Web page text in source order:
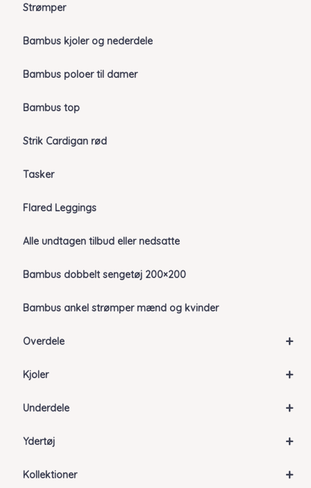
Strømper
Bambus kjoler og nederdele
Bambus poloer til damer
Bambus top
Strik Cardigan rød
Tasker
Flared Leggings
Alle undtagen tilbud eller nedsatte
Bambus dobbelt sengetøj 200×200
Bambus ankel strømper mænd og kvinder
+
Overdele
+
Kjoler
+
Underdele
+
Ydertøj
+
Kollektioner